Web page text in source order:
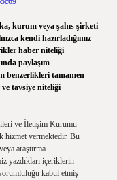
kurum veya şahıs şirketi
kendi hazırladığımız
haber niteliği
paylaşım
benzerlikleri tamamen
tavsiye niteliği
ve İletişim Kurumu
hizmet vermektedir. Bu
araştırma
yazdıkları içeriklerin
kabul etmiş